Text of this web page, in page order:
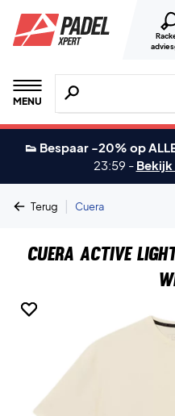
MENU
Zoeken naar
👟 Bespaar -20% op
23:59 -
Terug | Cuera
Cuera Active